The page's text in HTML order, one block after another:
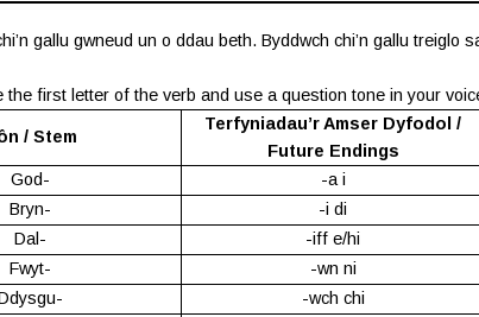
gallu gwneud un o ddau beth. Byddwch chi’n gallu treiglo
first letter of the verb and use a question tone in your
/ Stem
Terfyniadau’r Amser Dyfodol /
Future Endings
God- -a i
Bryn- -i di
Dal- -iff e/hi
Fwyt- -wn ni
ysgu- -wch chi